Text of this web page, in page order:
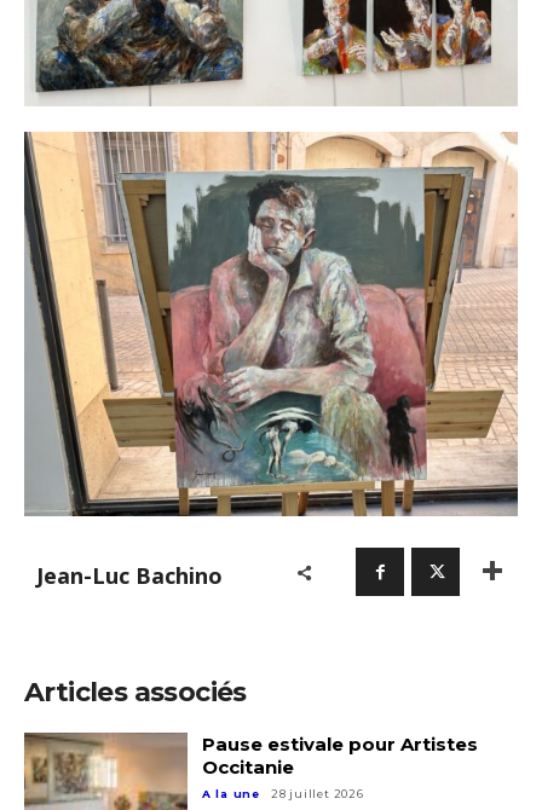
Jean-Luc Bachino
Articles associés
Pause estivale pour Artistes
Occitanie
A la une 28 juillet 2026